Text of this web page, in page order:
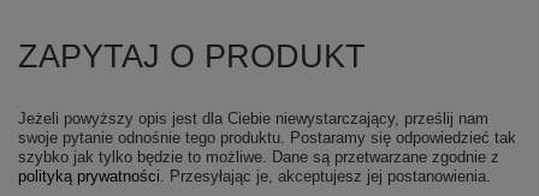
ZAPYTAJ O PRODUKT
Jeżeli powyższy opis jest dla Ciebie niewystarczający, prześlij nam
swoje pytanie odnośnie tego produktu. Postaramy się odpowiedzieć tak
szybko jak tylko będzie to możliwe. Dane są przetwarzane zgodnie z
polityką prywatności . Przesyłając je, akceptujesz jej postanowienia.